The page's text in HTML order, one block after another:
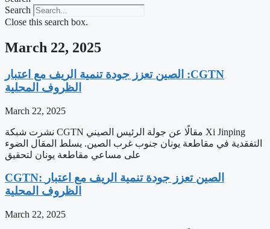
Search
Close this search box.
March 22, 2025
‫CGTN: الصين تعزز جودة تنمية الريف مع اعتبار
الظروف المحلية
March 22, 2025
نشرت شبكة CGTN مقالًا عن جولة الرئيس الصيني Xi Jinping
التفقدية في مقاطعة يونان جنوب غرب الصين. يسلط المقال الضوء
على مساعي مقاطعة يونان لتحقيق
CGTN: الصين تعزز جودة تنمية الريف مع اعتبار
الظروف المحلية
March 22, 2025